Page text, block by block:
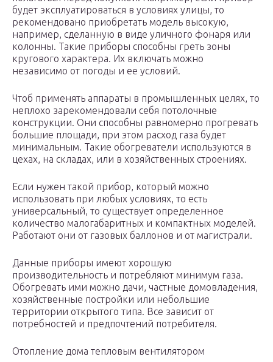
будет эксплуатироваться в условиях улицы, то
рекомендовано приобретать модель высокую,
например, сделанную в виде уличного фонаря или
колонны. Такие приборы способны греть зоны
кругового характера. Их включать можно
независимо от погоды и ее условий.
Чтоб применять аппараты в промышленных целях, то
неплохо зарекомендовали себя потолочные
конструкции. Они способны равномерно прогревать
большие площади, при этом расход газа будет
минимальным. Такие обогреватели используются в
цехах, на складах, или в хозяйственных строениях.
Если нужен такой прибор, который можно
использовать при любых условиях, то есть
универсальный, то существует определенное
количество малогабаритных и компактных моделей.
Работают они от газовых баллонов и от магистрали.
Данные приборы имеют хорошую
производительность и потребляют минимум газа.
Обогревать ими можно дачи, частные домовладения,
хозяйственные постройки или небольшие
территории открытого типа. Все зависит от
потребностей и предпочтений потребителя.
Отопление дома тепловым вентилятором